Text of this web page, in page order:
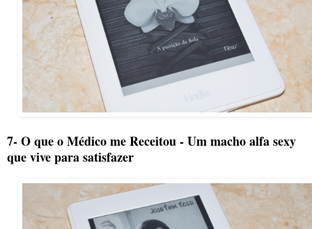
7- O que o Médico me Receitou - Um macho alfa sexy
que vive para satisfazer